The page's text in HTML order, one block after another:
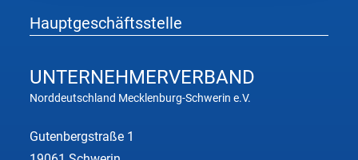
Hauptgeschäftsstelle
UNTERNEHMERVERBAND
Norddeutschland Mecklenburg-Schwerin e.V.
Gutenbergstraße 1